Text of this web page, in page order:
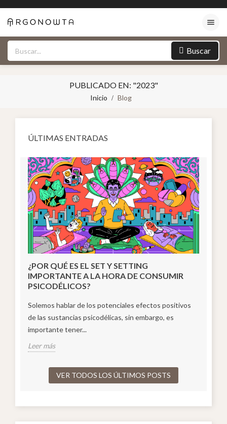

Buscar
PUBLICADO EN: "2023"
Inicio Blog
ÚLTIMAS ENTRADAS
¿POR QUÉ ES EL SET Y SETTING
IMPORTANTE A LA HORA DE CONSUMIR
PSICODÉLICOS?
Solemos hablar de los potenciales efectos positivos
de las sustancias psicodélicas, sin embargo, es
importante tener...
Leer más
VER TODOS LOS ÚLTIMOS POSTS